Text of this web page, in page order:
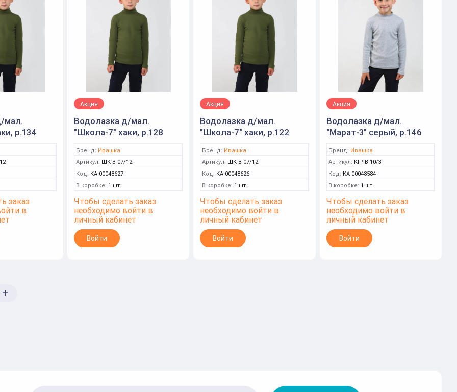
мал.
р.134
заказ
в
Акция
Водолазка д/мал.
"Школа-7" хаки, р.128
Бренд: Ивашка
Артикул: ШК-В-07/12
Код: КА-00048627
В коробке: 1 шт.
Чтобы сделать заказ
необходимо войти в
личный кабинет
Войти
Акция
Водолазка д/мал.
"Школа-7" хаки, р.122
Бренд: Ивашка
Артикул: ШК-В-07/12
Код: КА-00048626
В коробке: 1 шт.
Чтобы сделать заказ
необходимо войти в
личный кабинет
Войти
Акция
Водолазка д/мал.
"Марат-3" серый, р.146
Бренд: Ивашка
Артикул: KIP-В-10/3
Код: КА-00048584
В коробке: 1 шт.
Чтобы сделать заказ
необходимо войти в
личный кабинет
Войти
+